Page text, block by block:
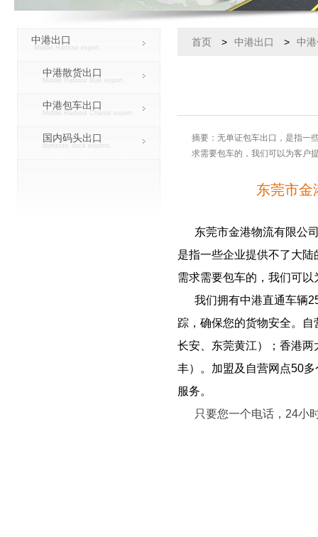
中港出口
Middle Harbour export
中港散货出口
Middle Harbour Bulk export
中港包车出口
Middle Harbour Charter export
国内码头出口
domestic dock exports
首页 > 中港出口 > 中
摘要：无单证包车出口，是指一
求需要包车的，我们可以为客户
东莞市金
东莞市金港物流有限公
是指一些企业提供不了大
需求需要包车的，我们可
我们拥有中港直通车辆
踪，确保您的货物安全。
长安、东莞黄江）；香港
丰）。加盟及自营网点50
服务。
只要您一个电话， 24小